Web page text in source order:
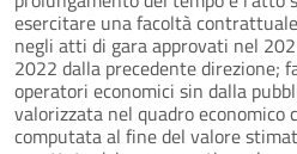
esercitare una facoltà
negli atti di gara approvati nel
2022 dalla precedente direzione;
operatori economici sin dalla
valorizzata nel quadro economico
computata al fine del valore